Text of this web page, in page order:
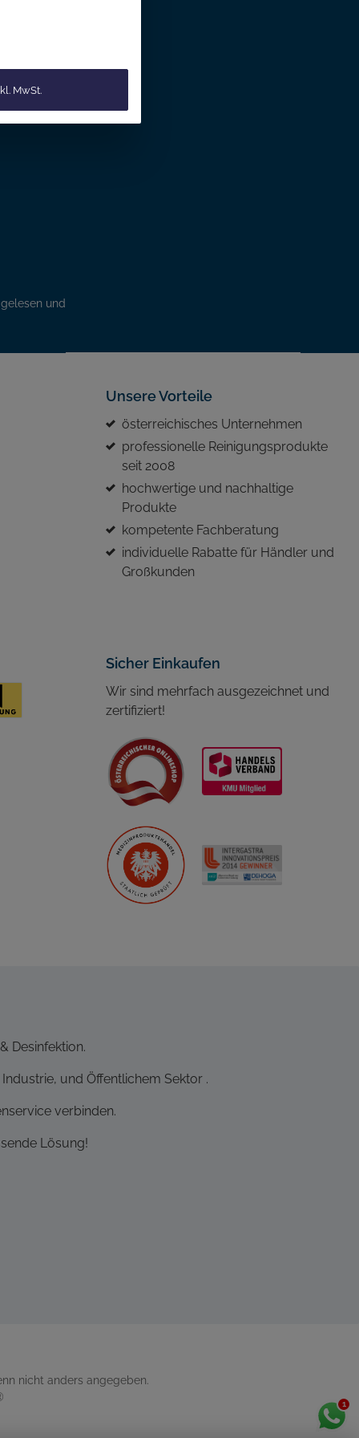
und
Unsere Vorteile
österreichisches Unternehmen
professionelle Reinigungsprodukte
seit 2008
hochwertige und nachhaltige
Produkte
kompetente Fachberatung
individuelle Rabatte für Händler und
Großkunden
Sicher Einkaufen
Wir sind mehrfach ausgezeichnet und
zertifiziert!
Desinfektion.
und Öffentlichem Sektor .
verbinden.
Lösung!
nicht anders angegeben.
MwSt.